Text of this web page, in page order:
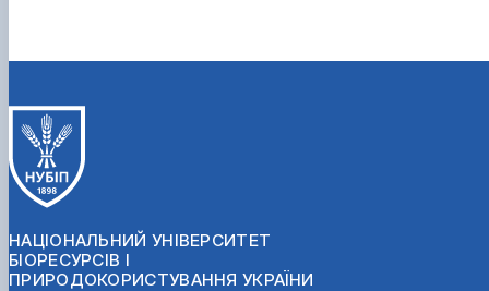
НАЦІОНАЛЬНИЙ УНІВЕРСИТЕТ
БІОРЕСУРСІВ І
ПРИРОДОКОРИСТУВАННЯ УКРАЇНИ